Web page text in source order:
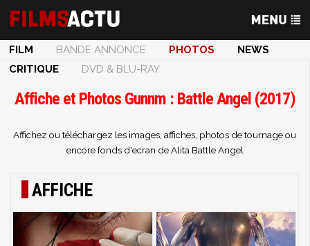
FILM BANDE ANNONCE PHOTOS
NEWS
CRITIQUE
DVD & BLU-RAY
Affiche et Photos Gunnm : Battle Angel (2017)
Affichez ou téléchargez les images, affiches, photos de tournage ou
encore fonds d'ecran de Alita Battle Angel
AFFICHE